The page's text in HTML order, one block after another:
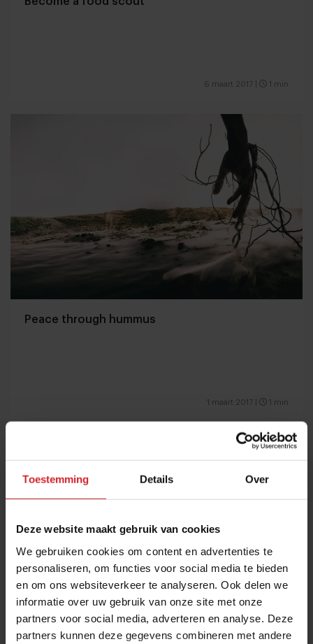
Toestemming Details Over
Deze website maakt gebruik van cookies
We gebruiken cookies om content en advertenties te
personaliseren, om functies voor social media te bieden
en om ons websiteverkeer te analyseren. Ook delen we
informatie over uw gebruik van onze site met onze
partners voor social media, adverteren en analyse. Deze
partners kunnen deze gegevens combineren met andere
6 maart 2017 1 min
Peace through hummus
1 maart 2017 1 min
New magazine: New nomadic cuisine